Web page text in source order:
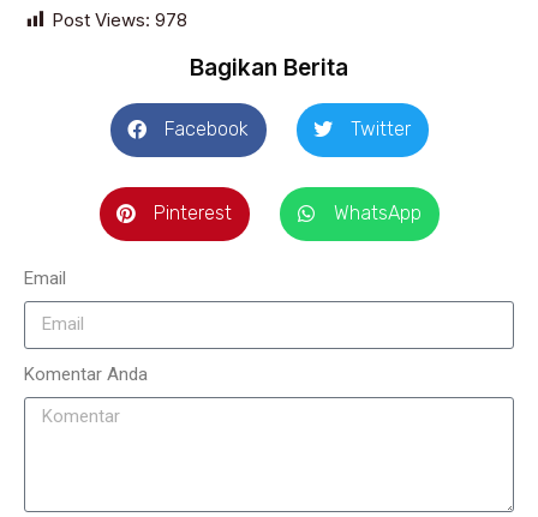
Post Views: 978
Bagikan Berita
Facebook Twitter
Pinterest WhatsApp
Email
Komentar Anda